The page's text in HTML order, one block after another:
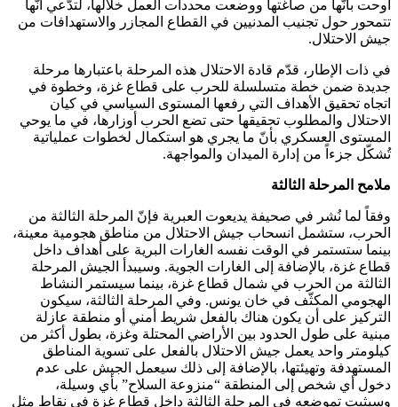
أوحت بأنّها من صاغتها ووضعت محددات العمل خلالها، لتدّعي أنّها
تتمحور حول تجنيب المدنيين في القطاع المجازر والاستهدافات من
جيش الاحتلال.
في ذات الإطار، قدّم قادة الاحتلال هذه المرحلة باعتبارها مرحلة
جديدة ضمن خطة متسلسلة للحرب على قطاع غزة، وخطوة في
اتجاه تحقيق الأهداف التي رفعها المستوى السياسي في كيان
الاحتلال والمطلوب تحقيقها حتى تضع الحرب أوزارها، في ما يوحي
المستوى العسكري بأنّ ما يجري هو استكمال لخطوات عملياتية
تُشكّل جزءاً من إدارة الميدان والمواجهة.
ملامح المرحلة الثالثة
وفقاً لما نُشر في صحيفة يديعوت العبرية فإنّ المرحلة الثالثة من
الحرب، ستشمل انسحاب جيش الاحتلال من مناطق هجومية معينة،
بينما ستستمر في الوقت نفسه الغارات البرية على أهداف داخل
قطاع غزة، بالإضافة إلى الغارات الجوية. وسيبدأ الجيش المرحلة
الثالثة من الحرب في شمال قطاع غزة، بينما سيستمر النشاط
الهجومي المكثّف في خان يونس. وفي المرحلة الثالثة، سيكون
التركيز على أن يكون هناك بالفعل شريط أمني أو منطقة عازلة
مبنية على طول الحدود بين الأراضي المحتلة وغزة، بطول أكثر من
كيلومتر واحد يعمل جيش الاحتلال بالفعل على تسوية المناطق
المستهدفة وتهيئتها، بالإضافة إلى ذلك سيعمل الجيش على عدم
دخول أي شخص إلى المنطقة “منزوعة السلاح” بأي وسيلة،
وسيثبت تموضعه في المرحلة الثالثة داخل قطاع غزة في نقاط مثل